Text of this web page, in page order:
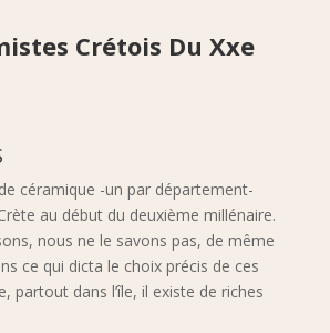
Crétois Du Xxe
céramique -un par département-
au début du deuxième millénaire.
nous ne le savons pas, de même
ce qui dicta le choix précis de ces
partout dans l’île, il existe de riches